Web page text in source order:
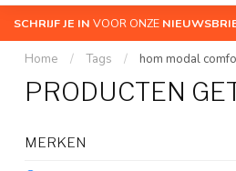
SCHRIJF JE IN VOOR ONZE
Home / Tags / hom modal
PRODUCTEN
MERKEN